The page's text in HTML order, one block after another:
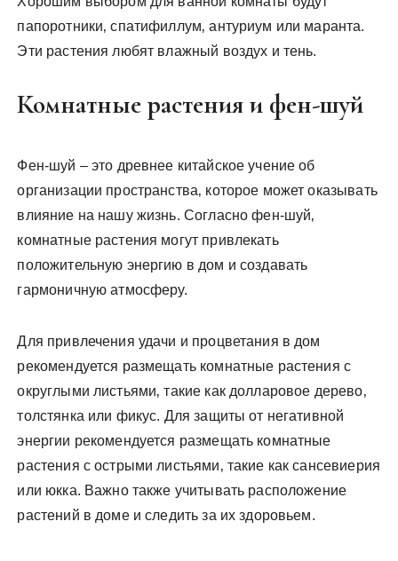
папоротники‚ спатифиллум‚ антуриум или маранта.
Эти растения любят влажный воздух и тень.
Комнатные растения и фен-шуй
Фен-шуй – это древнее китайское учение об
организации пространства‚ которое может оказывать
влияние на нашу жизнь. Согласно фен-шуй‚
комнатные растения могут привлекать
положительную энергию в дом и создавать
гармоничную атмосферу.
Для привлечения удачи и процветания в дом
рекомендуется размещать комнатные растения с
округлыми листьями‚ такие как долларовое дерево‚
толстянка или фикус. Для защиты от негативной
энергии рекомендуется размещать комнатные
растения с острыми листьями‚ такие как сансевиерия
или юкка. Важно также учитывать расположение
растений в доме и следить за их здоровьем.